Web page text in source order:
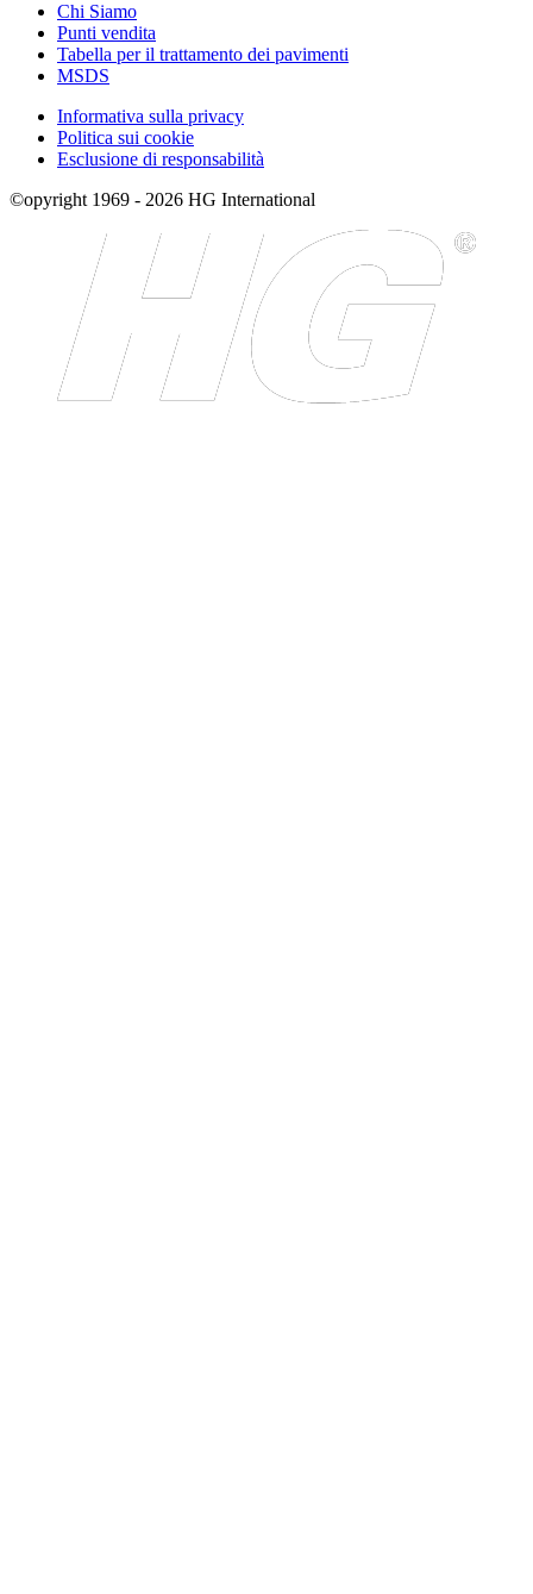
Chi Siamo
Punti vendita
Tabella per il trattamento dei pavimenti
MSDS
Informativa sulla privacy
Politica sui cookie
Esclusione di responsabilità
©opyright 1969 - 2026 HG International